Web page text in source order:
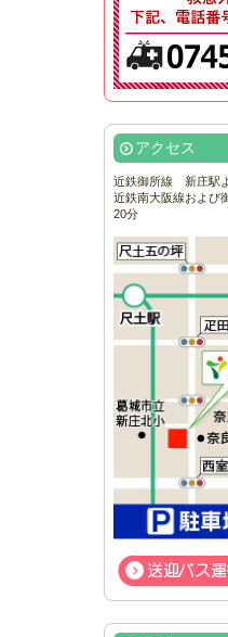
アクセス
近鉄御所線 新庄駅
近鉄南大阪線およ
20分